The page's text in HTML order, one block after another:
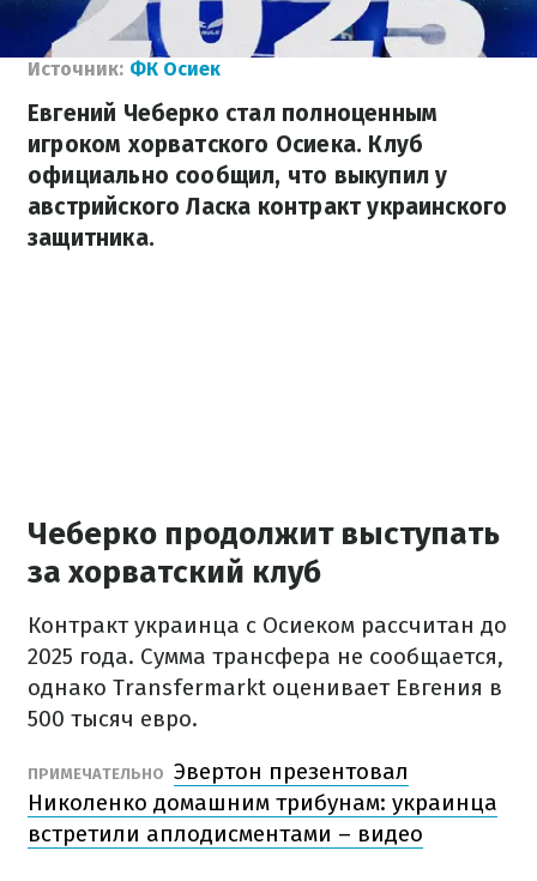
Источник: ФК Осиек
Евгений Чеберко стал полноценным
игроком хорватского Осиека. Клуб
официально сообщил, что выкупил у
австрийского Ласка контракт украинского
защитника.
Чеберко продолжит выступать
за хорватский клуб
Контракт украинца с Осиеком рассчитан до
2025 года. Сумма трансфера не сообщается,
однако Transfermarkt оценивает Евгения в
500 тысяч евро.
ПРИМЕЧАТЕЛЬНО Эвертон презентовал
Николенко домашним трибунам: украинца
встретили аплодисментами – видео